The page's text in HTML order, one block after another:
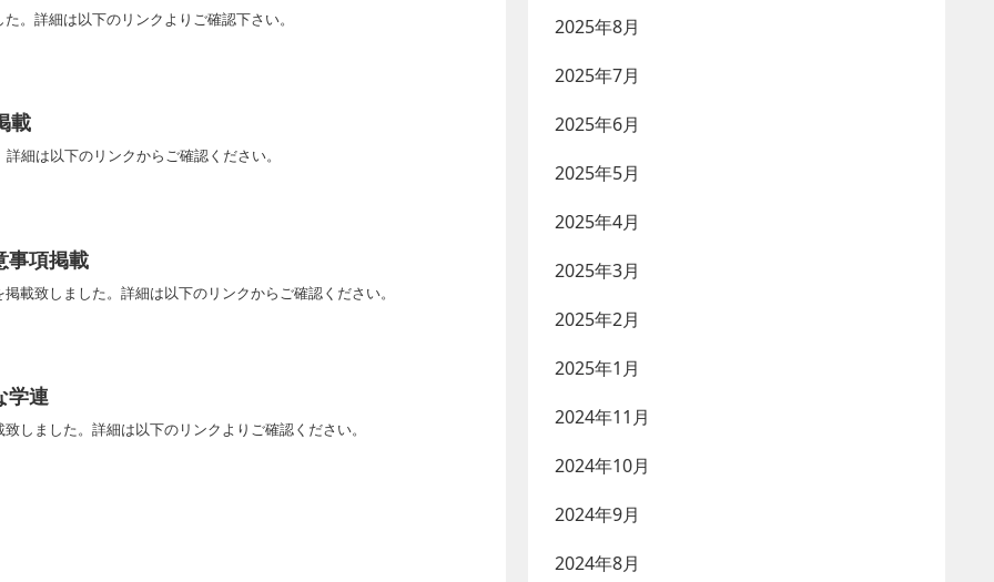
。詳細は以下のリンクよりご確認下さい。
載
細は以下のリンクからご確認ください。
事項掲載
載致しました。詳細は以下のリンクからご確認ください。
学連
しました。詳細は以下のリンクよりご確認ください。
2025年8月
2025年7月
2025年6月
2025年5月
2025年4月
2025年3月
2025年2月
2025年1月
2024年11月
2024年10月
2024年9月
2024年8月